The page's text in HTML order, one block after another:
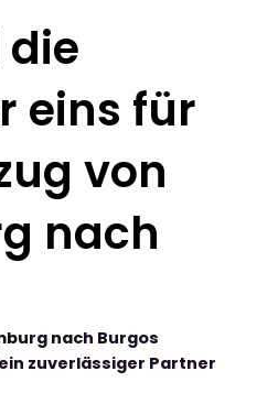
eins für
von
nach
nach Burgos
zuverlässiger Partner